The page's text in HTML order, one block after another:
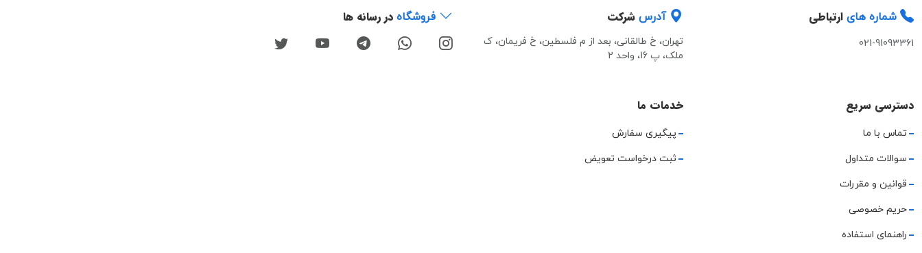
شماره های ارتباطی
021-91093361
آدرس شرکت
تهران، خ طالقانی، بعد از م فلسطین، خ فریمان، ک
ملک، پ 16، واحد 2
فروشگاه در رسانه ها
دسترسی سریع
تماس با ما
سوالات متداول
قوانین و مقررات
حریم خصوصی
راهنمای استفاده
خدمات ما
پیگیری سفارش
ثبت درخواست تعویض